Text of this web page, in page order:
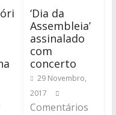
‘Dia da
Assembleia’
assinalado
com
concerto
29 Novembro,
2017
Comentários